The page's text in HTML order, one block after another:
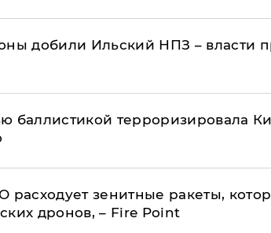
добили Ильский НПЗ – власти
баллистикой терроризировала
расходует зенитные ракеты,
дронов, – Fire Point